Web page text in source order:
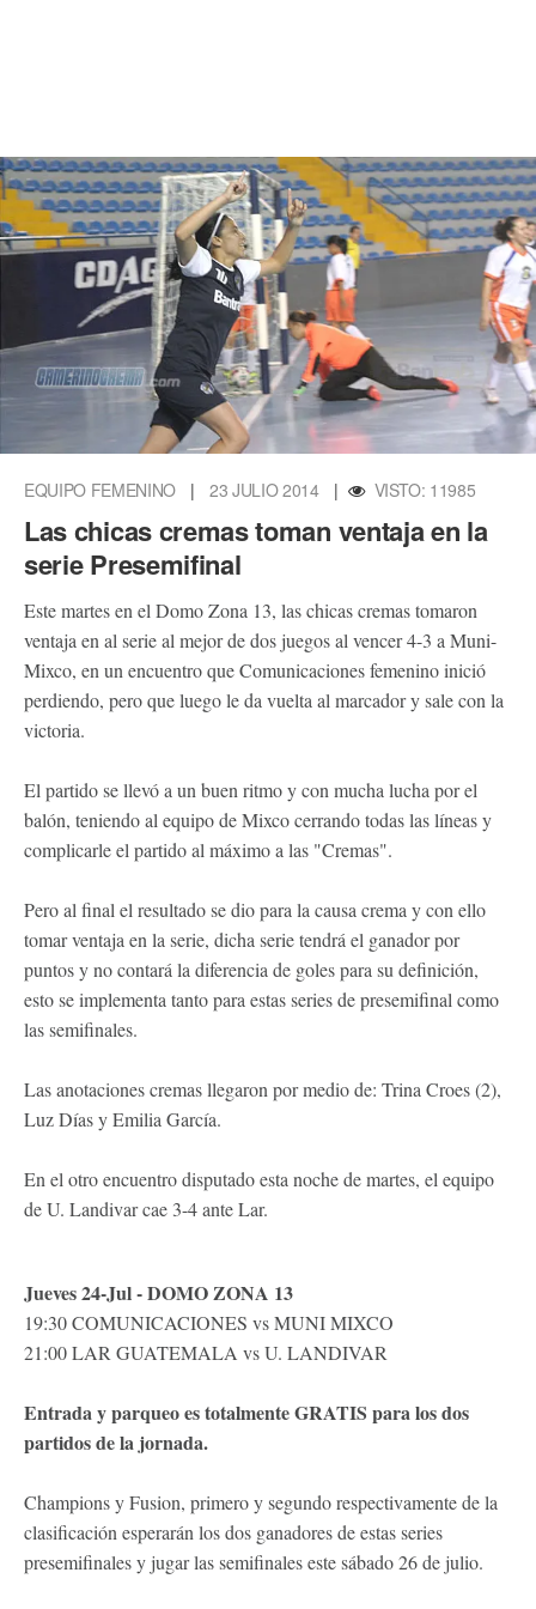
EQUIPO FEMENINO | 23 JULIO 2014 | VISTO: 11985
Las chicas cremas toman ventaja en la
serie Presemifinal
Este martes en el Domo Zona 13, las chicas cremas tomaron
ventaja en al serie al mejor de dos juegos al vencer 4-3 a Muni-
Mixco, en un encuentro que Comunicaciones femenino inició
perdiendo, pero que luego le da vuelta al marcador y sale con la
victoria.
El partido se llevó a un buen ritmo y con mucha lucha por el
balón, teniendo al equipo de Mixco cerrando todas las líneas y
complicarle el partido al máximo a las "Cremas".
Pero al final el resultado se dio para la causa crema y con ello
tomar ventaja en la serie, dicha serie tendrá el ganador por
puntos y no contará la diferencia de goles para su definición,
esto se implementa tanto para estas series de presemifinal como
las semifinales.
Las anotaciones cremas llegaron por medio de: Trina Croes (2),
Luz Días y Emilia García.
En el otro encuentro disputado esta noche de martes, el equipo
de U. Landivar cae 3-4 ante Lar.
Jueves 24-Jul - DOMO ZONA 13
19:30 COMUNICACIONES vs MUNI MIXCO
21:00 LAR GUATEMALA vs U. LANDIVAR
Entrada y parqueo es totalmente GRATIS para los dos
partidos de la jornada.
Champions y Fusion, primero y segundo respectivamente de la
clasificación esperarán los dos ganadores de estas series
presemifinales y jugar las semifinales este sábado 26 de julio.